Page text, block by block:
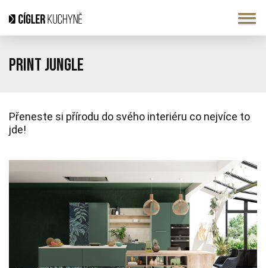
Print Jungle
Přeneste si přírodu do svého interiéru co nejvíce to
jde!